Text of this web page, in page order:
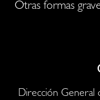
Otras formas
Dirección General